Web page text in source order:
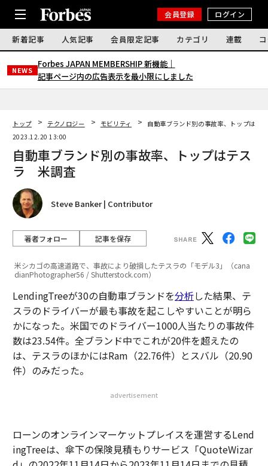
会員登録 ログイン
新着記事 人気記事 会員限定記事 カテゴリ 連載
NEWS
Forbes JAPAN MEMBERSHIP 新機能｜
記事ページ内の広告表示を最小限にしました
トップ テクノロジー モビリティ
自動車ブランド別の事故率、トップはテ
2023.12.20 13:00
自動車ブランド別の事故率、トップはテス
ラ 米調査
Steve Banker | Contributor
著者フォロー 記事を保存
米シカゴの高速道路で、事故により破損したテスラの「モデル3」（cana
dianPhotographer56 / Shutterstock.com）
LendingTreeが30の自動車ブランドを分析した結果、テ
スラのドライバーが最も事故を起こしやすいことが明ら
かになった。米国でのドライバー1000人当たりの事故件
数は23.54件。全ブランド中でこれが20件を超えたの
は、テスラのほかにはRam（22.76件）とスバル（20.90
件）のみだった。
advertisement
ローンのオンラインマーケットプレイスを運営するLend
ingTreeは、傘下の保険見積もりサービス「QuoteWizar